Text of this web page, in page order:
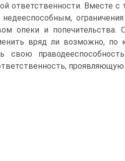
ответственности. Вместе
опеки и попечительства.
вряд ли возможно, по
свою
проявляющую